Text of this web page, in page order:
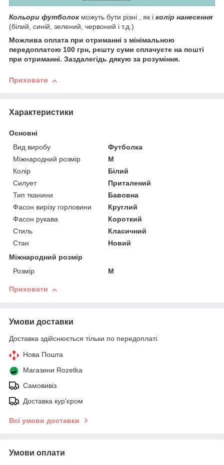
Кольори футболокможуть бути різні , як і колір нанесення
(білий, синій, зелений, червоний і т.д.)
Можлива оплата при отриманні з мінімальною
передоплатою 100 грн, решту суми сплачуєте на пошті
при отриманні. Заздалегідь дякую за розуміння.
Приховати
Характеристики
Основні
Вид виробу
Футболка
Міжнародний розмір
M
Колір
Білий
Силует
Приталений
Тип тканини
Бавовна
Фасон вирізу горловини
Круглий
Фасон рукава
Короткий
Стиль
Класичний
Стан
Новий
Міжнародний розмір
Розмір
M
Приховати
Умови доставки
Доставка здійснюється тільки по передоплаті.
Нова Пошта
Магазини Rozetka
Самовивіз
Доставка кур'єром
Всі умови доставки
Умови оплати